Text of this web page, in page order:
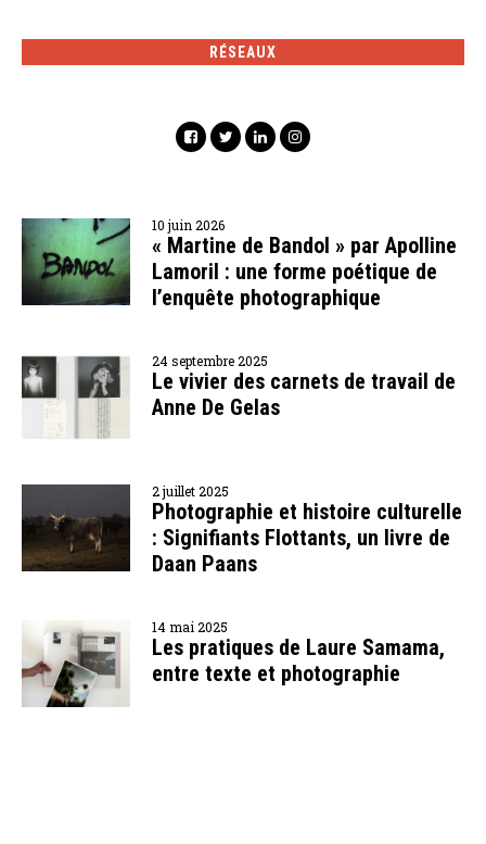
RÉSEAUX
10 juin 2026
« Martine de Bandol » par Apolline
Lamoril : une forme poétique de
l’enquête photographique
24 septembre 2025
Le vivier des carnets de travail de
Anne De Gelas
2 juillet 2025
Photographie et histoire culturelle
: Signifiants Flottants, un livre de
Daan Paans
14 mai 2025
Les pratiques de Laure Samama,
entre texte et photographie